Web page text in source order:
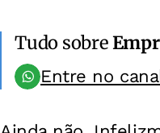
Tudo sobre
Entre no